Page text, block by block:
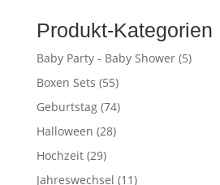
Produkt-Kategorien
Baby Party - Baby Shower (5)
Boxen Sets (55)
Geburtstag (74)
Halloween (28)
Hochzeit (29)
Jahreswechsel (11)